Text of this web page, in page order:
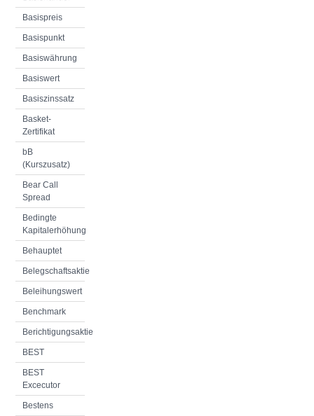
Basispreis
Basispunkt
Basiswährung
Basiswert
Basiszinssatz
Basket-
Zertifikat
bB
(Kurszusatz)
Bear Call
Spread
Bedingte
Kapitalerhöhung
Behauptet
Belegschaftsaktie
Beleihungswert
Benchmark
Berichtigungsaktie
BEST
BEST
Excecutor
Bestens